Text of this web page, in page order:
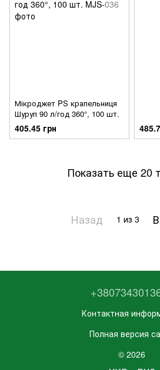
Мікроджет PS крапельниця
Шуруп 90 л/год 360°, 100 шт.
405.45 грн
Показать еще 20
Назад 1 из 3
Контактная
Полная версия
© 2026